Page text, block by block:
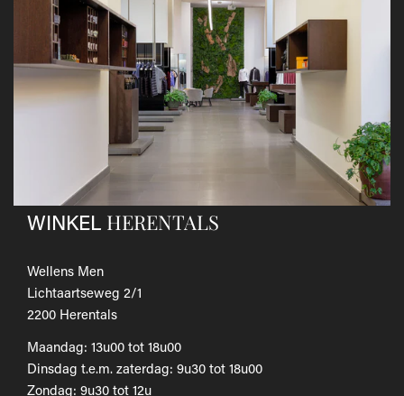
andere koerier; de kosten hiervan zijn voor eigen
rekening.
Gebruik hiervoor hetretourformulier.
​Het door jou betaalde bedrag wordt zo snel mogelijk
teruggestort.
Als je het wilt omruilen voor een ander artikel, dien je een
nieuwe bestelling te plaatsen.
Voor onze uitgebreide beleid betreffende verzenden en
retourneren, raadpleeg onze Veelgestelde vragen
WINKEL HERENTALS
Wellens Men
Lichtaartseweg 2/1
2200 Herentals
Maandag: 13u00 tot 18u00
Dinsdag t.e.m. zaterdag: 9u30 tot 18u00
Zondag: 9u30 tot 12u